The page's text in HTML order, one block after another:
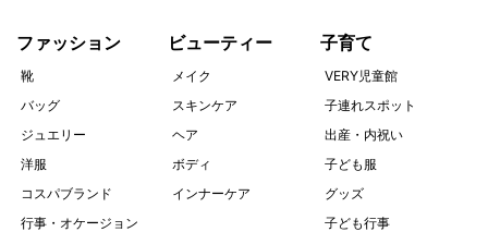
ファッション
靴
バッグ
ジュエリー
洋服
コスパブランド
行事・オケージョン
ビューティー
メイク
スキンケア
ヘア
ボディ
インナーケア
子育て
VERY児童館
子連れスポット
出産・内祝い
子ども服
グッズ
子ども行事